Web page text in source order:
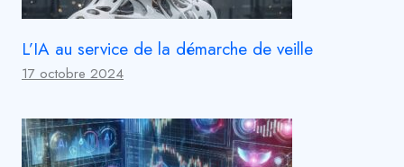
L’IA au service de la démarche de veille
17 octobre 2024